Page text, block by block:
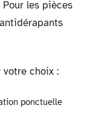
les pièces
choix :
ponctuelle